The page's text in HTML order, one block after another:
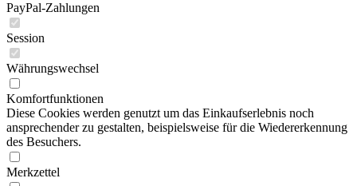
PayPal-Zahlungen
Session
Währungswechsel
Komfortfunktionen
Diese Cookies werden genutzt um das Einkaufserlebnis noch
ansprechender zu gestalten, beispielsweise für die Wiedererkennung
des Besuchers.
Merkzettel